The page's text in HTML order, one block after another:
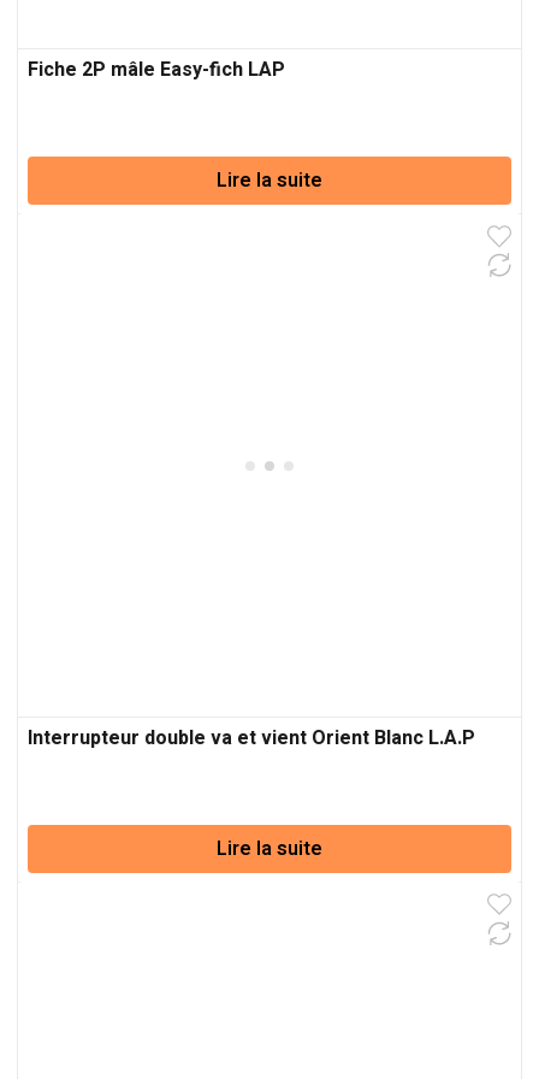
Fiche 2P mâle Easy-fich LAP
Lire la suite
Interrupteur double va et vient Orient Blanc L.A.P
Lire la suite